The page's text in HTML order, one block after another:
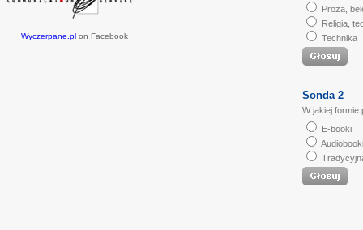
Wyczerpane.plon Facebook
Proza,
Religia,
Technika
Sonda 2
W jakiej formie
E-booki
Audiobooki